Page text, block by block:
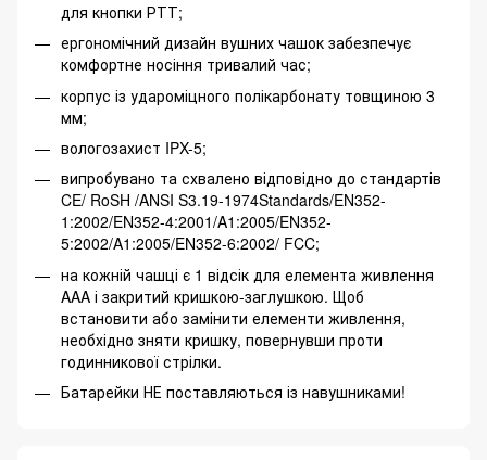
для кнопки РТТ;
ергономічний дизайн вушних чашок забезпечує
комфортне носіння тривалий час;
корпус із удароміцного полікарбонату товщиною 3
мм;
вологозахист IPX-5;
випробувано та схвалено відповідно до стандартів
CE/ RoSH /ANSI S3.19-1974Standards/EN352-
1:2002/EN352-4:2001/A1:2005/EN352-
5:2002/A1:2005/EN352-6:2002/ FCC;
на кожній чашці є 1 відсік для елемента живлення
AAA і закритий кришкою-заглушкою. Щоб
встановити або замінити елементи живлення,
необхідно зняти кришку, повернувши проти
годинникової стрілки.
Батарейки НЕ поставляються із навушниками!